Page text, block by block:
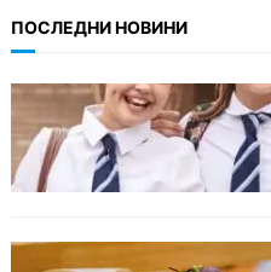
ПОСЛЕДНИ НОВИНИ
ИКОНОМИКА
Колко ще
във Варна